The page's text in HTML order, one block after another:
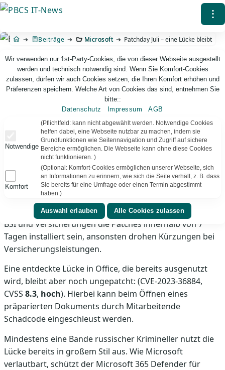
Direkt
Inhalt
⁝
Beiträge Microsoft Patchday Juli – eine Lücke bleibt
PBCS IT-News – IT. Web. Einfach. Webdesign, Analyse & Beratung
Patchday Juli – eine Lücke bleibt
Wie üblich, hat Microsoft für seine unterstützten
Betriebssysteme und für Office am Dienstag
Sicherheitslücken geschlossen. Wer also für Office und
Windows die Updates zeitnah installiert, ist sicherer
unterwegs. Für die Server müssen laut Richtlinien von
BSI und Versicherungen die Patches innerhalb von 7
Tagen installiert sein, ansonsten drohen Kürzungen bei
Versicherungsleistungen.
Eine entdeckte Lücke in Office, die bereits ausgenutzt
wird, bleibt aber noch ungepatcht: (CVE-2023-36884,
CVSS 8.3, hoch). Hierbei kann beim Öffnen eines
präparierten Dokuments durch Mitarbeitende
Schadcode eingeschleust werden.
Mindestens eine Bande russischer Krimineller nutzt die
Lücke bereits in großem Stil aus. Wie Microsoft
verlautbart, schützt der Microsoft 365 Defender für
Wir verwenden nur 1st-Party-Cookies, die von dieser Webseite ausgestellt
werden und technisch notwendig sind. Wenn Sie Komfort-Cookies
zulassen, dürfen wir auch Cookies setzen, die Ihren Komfort erhöhen und
Präferenzen speichern. Welche Art von Cookies das sind, entnehmen Sie
bitte::
Datenschutz
Impressum AGB
Notwendige
(Pflichtfeld: kann nicht abgewählt werden. Notwendige Cookies
helfen dabei, eine Webseite nutzbar zu machen, indem sie
Grundfunktionen wie Seitennavigation und Zugriff auf sichere
Bereiche ermöglichen. Die Webseite kann ohne diese Cookies
nicht funktionieren. )
Komfort
(Optional: Komfort-Cookies ermöglichen unserer Webseite, sich
an Informationen zu erinnern, wie sich die Seite verhält, z. B. dass
Sie bereits für eine Umfrage oder einen Termin abgestimmt
haben.)